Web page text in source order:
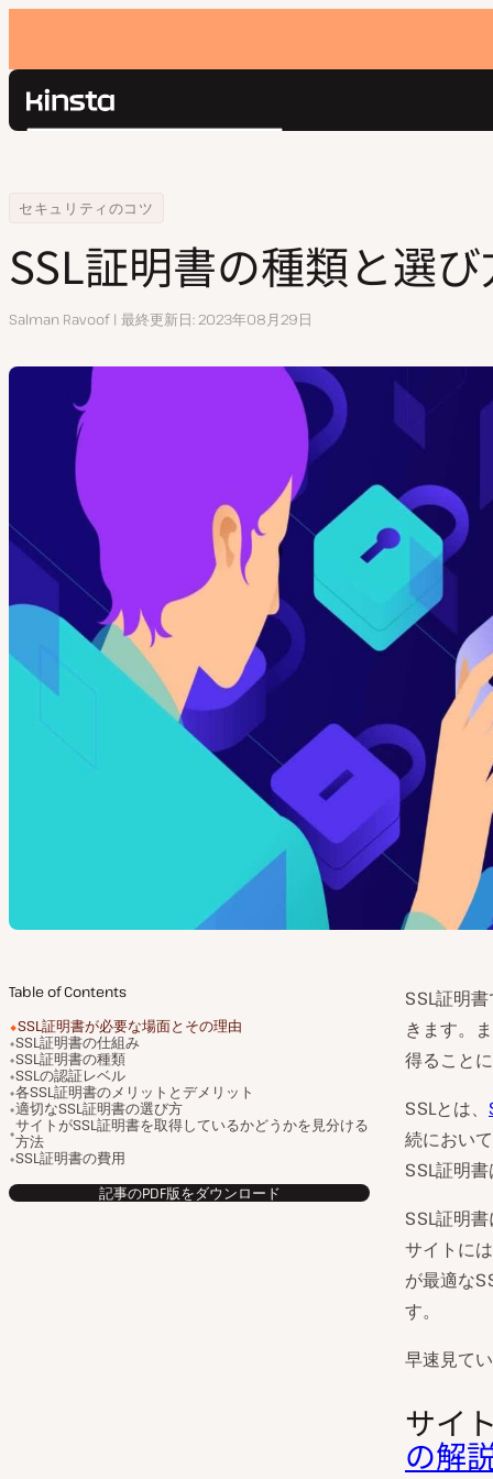
Kinsta®
価格設定
お問い合わせ
検
Home
リソースセンター
セキュリティのコツ
SSL証明書の種類と選び方
SSL証明書の種類と選
執
Salman Ravoof 最終更新日 2023年08月29日
Table of Contents
SSL証明書が必要な場面とその理由
SSL証明書の仕組み
SSL証明書の種類
SSLの認証レベル
各SSL証明書のメリットとデメリット
適切なSSL証明書の選び方
サイトがSSL証明書を取得しているかどうかを見分ける
方法
SSL証明書の費用
記事のPDF版をダウンロード
SSL証明
きます。
得ること
SSLとは、
続におい
SSL証明
SSL証明
サイトに
が最適な
す。
早速見て
サイ
の解